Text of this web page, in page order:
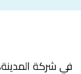
في شركة